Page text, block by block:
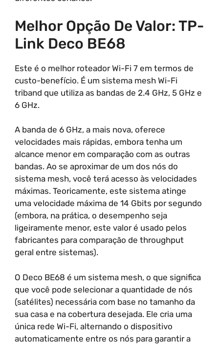
Melhor Opção De Valor: TP-
Link Deco BE68
Este é o melhor roteador Wi-Fi 7 em termos de
custo-benefício. É um sistema mesh Wi-Fi
triband que utiliza as bandas de 2.4 GHz, 5 GHz e
6 GHz.
A banda de 6 GHz, a mais nova, oferece
velocidades mais rápidas, embora tenha um
alcance menor em comparação com as outras
bandas. Ao se aproximar de um dos nós do
sistema mesh, você terá acesso às velocidades
máximas. Teoricamente, este sistema atinge
uma velocidade máxima de 14 Gbits por segundo
(embora, na prática, o desempenho seja
ligeiramente menor, este valor é usado pelos
fabricantes para comparação de throughput
geral entre sistemas).
O Deco BE68 é um sistema mesh, o que significa
que você pode selecionar a quantidade de nós
(satélites) necessária com base no tamanho da
sua casa e na cobertura desejada. Ele cria uma
única rede Wi-Fi, alternando o dispositivo
automaticamente entre os nós para garantir a